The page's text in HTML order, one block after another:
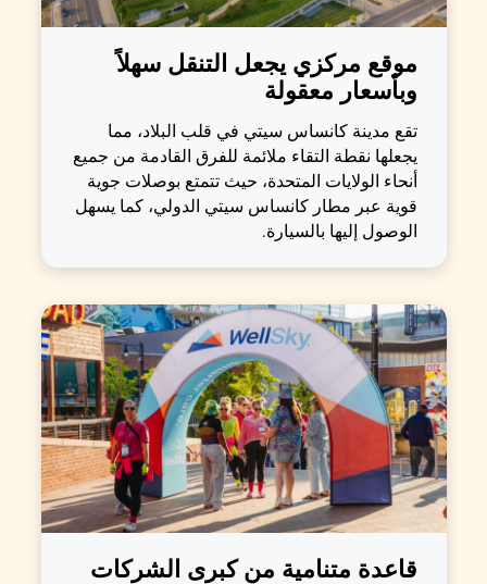
موقع مركزي يجعل التنقل سهلاً
وبأسعار معقولة
تقع مدينة كانساس سيتي في قلب البلاد، مما
يجعلها نقطة التقاء ملائمة للفرق القادمة من جميع
أنحاء الولايات المتحدة، حيث تتمتع بوصلات جوية
قوية عبر مطار كانساس سيتي الدولي، كما يسهل
الوصول إليها بالسيارة.
قاعدة متنامية من كبرى الشركات